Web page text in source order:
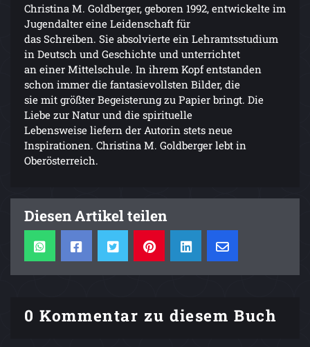
Christina M. Goldberger, geboren 1992, entwickelte im
Jugendalter eine Leidenschaft für
das Schreiben. Sie absolvierte ein Lehramtsstudium
in Deutsch und Geschichte und unterrichtet
an einer Mittelschule. In ihrem Kopf entstanden
schon immer die fantasievollsten Bilder, die
sie mit größter Begeisterung zu Papier bringt. Die
Liebe zur Natur und die spirituelle
Lebensweise liefern der Autorin stets neue
Inspirationen. Christina M. Goldberger lebt in
Oberösterreich.
Diesen Artikel teilen
0 Kommentar zu diesem Buch